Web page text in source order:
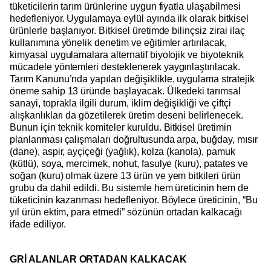
tüketicilerin tarım ürünlerine uygun fiyatla ulaşabilmesi
hedefleniyor. Uygulamaya eylül ayında ilk olarak bitkisel
ürünlerle başlanıyor. Bitkisel üretimde bilinçsiz zirai ilaç
kullanımına yönelik denetim ve eğitimler artırılacak,
kimyasal uygulamalara alternatif biyolojik ve biyoteknik
mücadele yöntemleri desteklenerek yaygınlaştırılacak.
Tarım Kanunu’nda yapılan değişiklikle, uygulama stratejik
öneme sahip 13 üründe başlayacak. Ülkedeki tarımsal
sanayi, toprakla ilgili durum, iklim değişikliği ve çiftçi
alışkanlıkları da gözetilerek üretim deseni belirlenecek.
Bunun için teknik komiteler kuruldu. Bitkisel üretimin
planlanması çalışmaları doğrultusunda arpa, buğday, mısır
(dane), aspir, ayçiçeği (yağlık), kolza (kanola), pamuk
(kütlü), soya, mercimek, nohut, fasulye (kuru), patates ve
soğan (kuru) olmak üzere 13 ürün ve yem bitkileri ürün
grubu da dahil edildi. Bu sistemle hem üreticinin hem de
tüketicinin kazanması hedefleniyor. Böylece üreticinin, “Bu
yıl ürün ektim, para etmedi” sözünün ortadan kalkacağı
ifade ediliyor.
GRİ ALANLAR ORTADAN KALKACAK